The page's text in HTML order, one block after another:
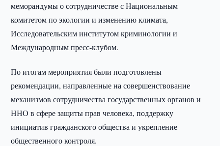
меморандумы о сотрудничестве с Национальным
комитетом по экологии и изменению климата,
Исследовательским институтом криминологии и
Международным пресс-клубом.
По итогам мероприятия были подготовлены
рекомендации, направленные на совершенствование
механизмов сотрудничества государственных органов и
ННО в сфере защиты прав человека, поддержку
инициатив гражданского общества и укрепление
общественного контроля.